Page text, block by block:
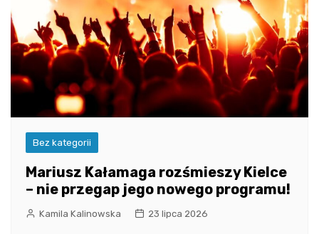
Bez kategorii
Mariusz Kałamaga rozśmieszy Kielce
– nie przegap jego nowego programu!
Kamila Kalinowska 23 lipca 2026